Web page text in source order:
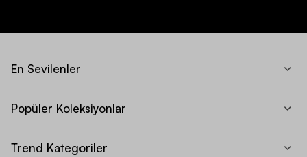
En Sevilenler
Popüler Koleksiyonlar
Trend Kategoriler